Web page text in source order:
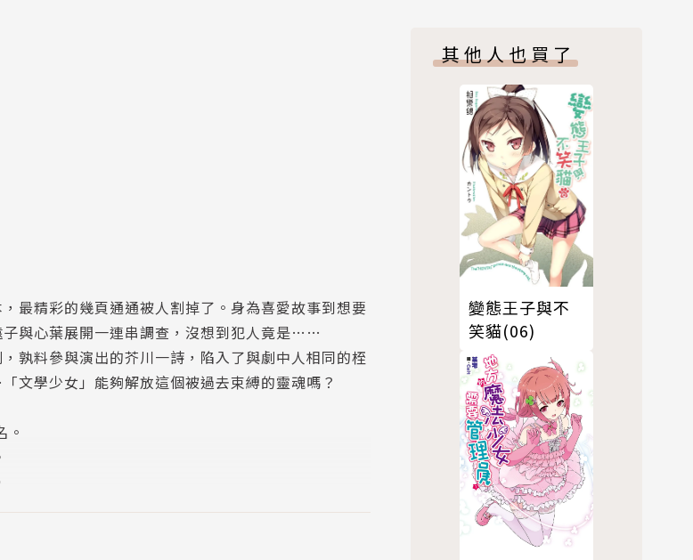
最精彩的幾頁通通被人割掉了。身為喜愛故事到想要
與心葉展開一連串調查，沒想到犯人竟是……
孰料參與演出的芥川一詩，陷入了與劇中人相同的桎
學少女」能夠解放這個被過去束縛的靈魂嗎？
其他人也買了
變態王子與不
笑貓(06)